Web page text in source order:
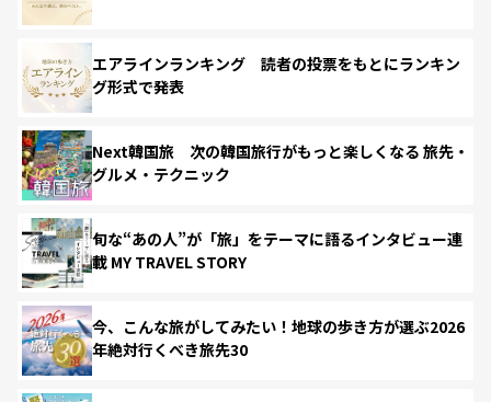
エアラインランキング 読者の投票をもとにランキン
グ形式で発表
Next韓国旅 次の韓国旅行がもっと楽しくなる 旅先・
グルメ・テクニック
旬な“あの人”が「旅」をテーマに語るインタビュー連
載 MY TRAVEL STORY
今、こんな旅がしてみたい！地球の歩き方が選ぶ2026
年絶対行くべき旅先30